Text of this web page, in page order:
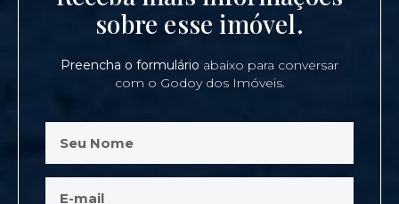
sobre esse imóvel.
Preencha o formulário abaixo para conversar
com o Godoy dos Imóveis.